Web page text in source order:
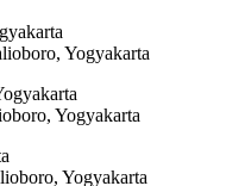
Yogyakarta
Yogyakarta
Yogyakarta